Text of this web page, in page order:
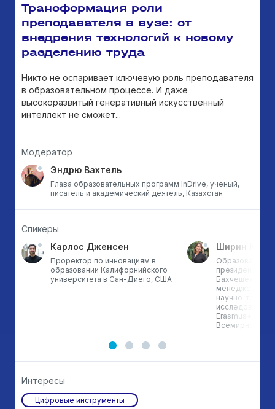
Трансформация роли
преподавателя в вузе: от
внедрения технологий к новому
разделению труда
Никто не оспаривает ключевую роль преподавателя
в образовательном процессе. И даже
высокоразвитый генеративный искусственный
интеллект не сможет...
Модератор
Эндрю Вахтель
Глава образовательных программ InDrive, ученый,
писатель и академический деятель, Казахстан
Спикеры
Карлос Дженсен
Проректор по инновациям в
образовании Калифорнийского
университета в Сан-Диего, США
Ширин
президент
Бахчешехир;
менеджер
научно-
исследований
Erasmus+,
Всемирного
Интересы
Цифровые инструменты